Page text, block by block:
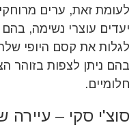
לעומת זאת, ערים
יעדים עוצרי נשימה,
לגלות את קסם היופי
בהם ניתן לצפות בזוהר
חלומיים.
סוצ'י סקי – עיירה